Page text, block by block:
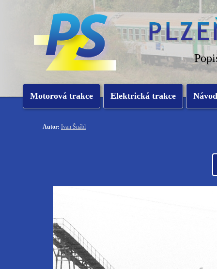
Motorová trakce Elektrická trakce
Autor: Ivan Šnábl